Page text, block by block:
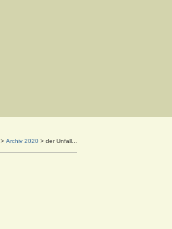
> Archiv 2020 > der Unfall...